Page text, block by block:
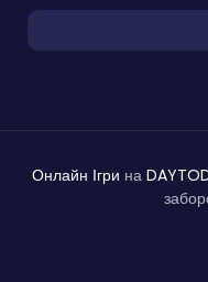
Онлайн Ігри на